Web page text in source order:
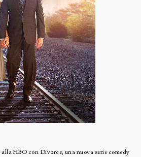
HBO con Divorce, una nuova serie comedy